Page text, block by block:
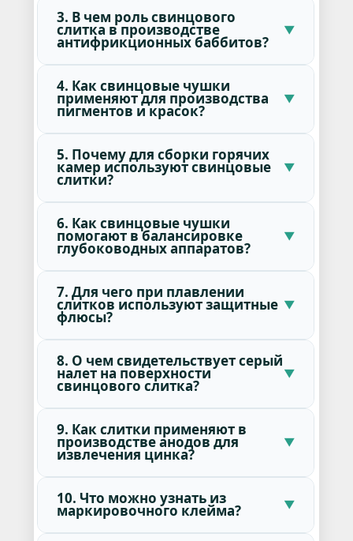
3. В чем роль свинцового
слитка в производстве
антифрикционных баббитов?
4. Как свинцовые чушки
применяют для производства
пигментов и красок?
5. Почему для сборки горячих
камер используют свинцовые
слитки?
6. Как свинцовые чушки
помогают в балансировке
глубоководных аппаратов?
7. Для чего при плавлении
слитков используют защитные
флюсы?
8. О чем свидетельствует серый
налет на поверхности
свинцового слитка?
9. Как слитки применяют в
производстве анодов для
извлечения цинка?
10. Что можно узнать из
маркировочного клейма?